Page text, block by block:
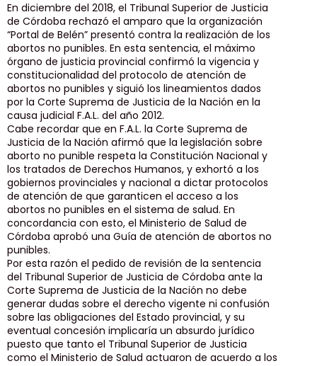
En diciembre del 2018, el Tribunal Superior de Justicia
de Córdoba rechazó el amparo que la organización
“Portal de Belén” presentó contra la realización de los
abortos no punibles. En esta sentencia, el máximo
órgano de justicia provincial confirmó la vigencia y
constitucionalidad del protocolo de atención de
abortos no punibles y siguió los lineamientos dados
por la Corte Suprema de Justicia de la Nación en la
causa judicial F.A.L. del año 2012.
Cabe recordar que en F.A.L. la Corte Suprema de
Justicia de la Nación afirmó que la legislación sobre
aborto no punible respeta la Constitución Nacional y
los tratados de Derechos Humanos, y exhortó a los
gobiernos provinciales y nacional a dictar protocolos
de atención de que garanticen el acceso a los
abortos no punibles en el sistema de salud. En
concordancia con esto, el Ministerio de Salud de
Córdoba aprobó una Guía de atención de abortos no
punibles.
Por esta razón el pedido de revisión de la sentencia
del Tribunal Superior de Justicia de Córdoba ante la
Corte Suprema de Justicia de la Nación no debe
generar dudas sobre el derecho vigente ni confusión
sobre las obligaciones del Estado provincial, y su
eventual concesión implicaría un absurdo jurídico
puesto que tanto el Tribunal Superior de Justicia
como el Ministerio de Salud actuaron de acuerdo a los